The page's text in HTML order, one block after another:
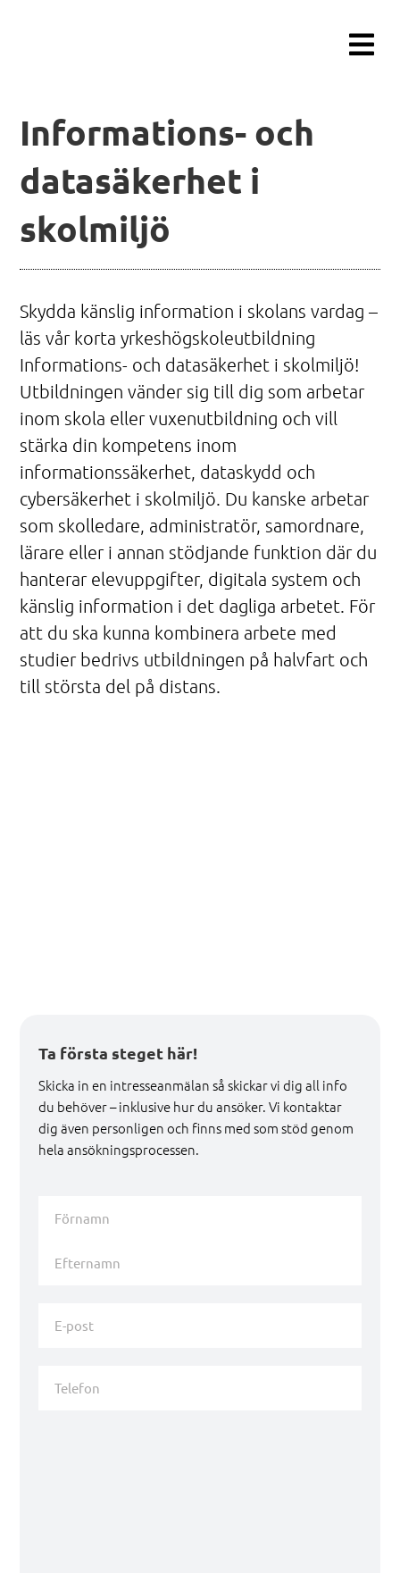
Informations- och
datasäkerhet i
skolmiljö
Skydda känslig information i skolans vardag –
läs vår korta yrkeshögskoleutbildning
Informations- och datasäkerhet i skolmiljö!
Utbildningen vänder sig till dig som arbetar
inom skola eller vuxenutbildning och vill
stärka din kompetens inom
informationssäkerhet, dataskydd och
cybersäkerhet i skolmiljö. Du kanske arbetar
som skolledare, administratör, samordnare,
lärare eller i annan stödjande funktion där du
hanterar elevuppgifter, digitala system och
känslig information i det dagliga arbetet. För
att du ska kunna kombinera arbete med
studier bedrivs utbildningen på halvfart och
till största del på distans.
Ta första steget här!
Skicka in en intresseanmälan så skickar vi dig all info
du behöver – inklusive hur du ansöker. Vi kontaktar
dig även personligen och finns med som stöd genom
hela ansökningsprocessen.
post *